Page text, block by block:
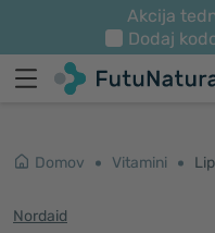
Akcija
Dodaj
Domov Vitamini
Nordaid